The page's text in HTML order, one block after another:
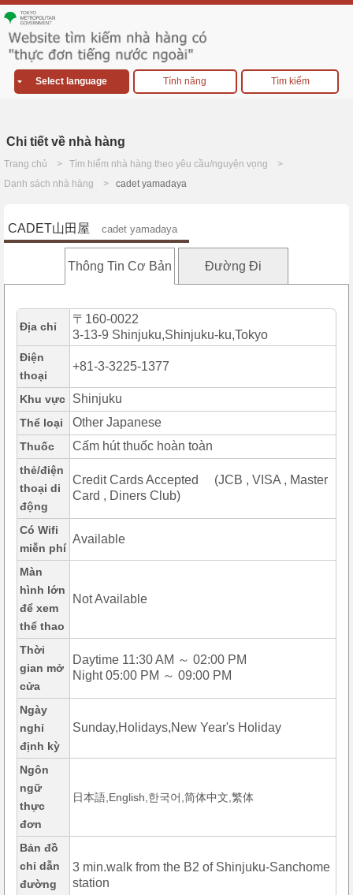
Select language Tính năng Tìm kiếm
Chi tiết về nhà hàng
Trang chủ
Tìm hiếm nhà hàng theo yêu cầu/nguyện vọng
Danh sách nhà hàng
cadet yamadaya
CADET山田屋 cadet yamadaya
Thông Tin Cơ Bản Đường Đi
Địa chỉ
〒160-0022
3-13-9 Shinjuku,Shinjuku-ku,Tokyo
Điện
thoại
+81-3-3225-1377
Khu vực Shinjuku
Thể loại Other Japanese
Thuốc Cấm hút thuốc hoàn toàn
thẻ/điện
thoại di
động
Credit Cards Accepted (JCB , VISA , Master
Card , Diners Club)
Có Wifi
miễn phí
Available
Màn
hình lớn
để xem
thể thao
Not Available
Thời
gian mở
cửa
Daytime 11:30 AM ～ 02:00 PM
Night 05:00 PM ～ 09:00 PM
Ngày
nghỉ
định kỳ
Sunday,Holidays,New Year's Holiday
Ngôn
ngữ
thực
đơn
日本語,English,한국어,简体中文,繁体
Bản đồ
chỉ dẫn
đường
3 min.walk from the B2 of Shinjuku-Sanchome
station